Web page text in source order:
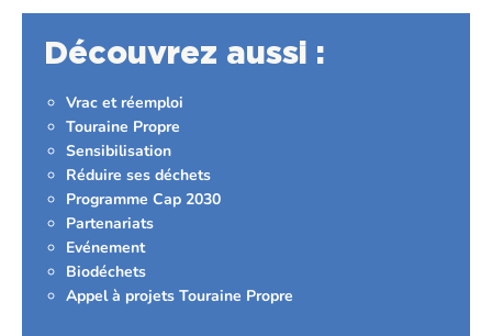
Découvrez aussi :
Vrac et réemploi
Touraine Propre
Sensibilisation
Réduire ses déchets
Programme Cap 2030
Partenariats
Evénement
Biodéchets
Appel à projets Touraine Propre